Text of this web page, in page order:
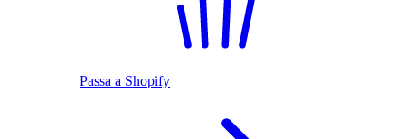
Passa a Shopify